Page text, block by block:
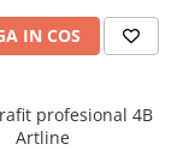
IN COS
profesional 4B
Artline